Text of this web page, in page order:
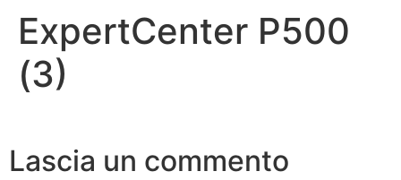
ExpertCenter P500
(3)
Lascia un commento